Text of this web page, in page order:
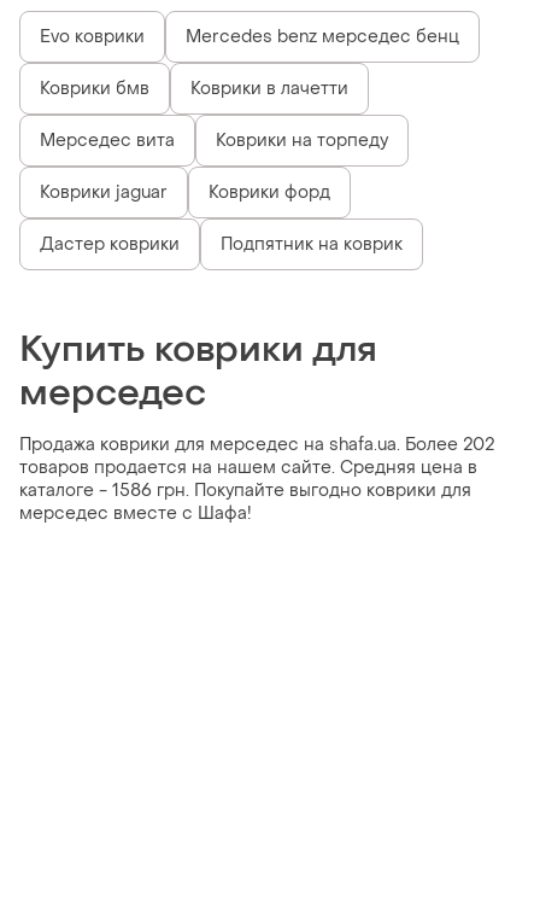
Evo коврики Mercedes benz мерседес бенц
Коврики бмв Коврики в лачетти
Мерседес вита Коврики на торпеду
Коврики jaguar Коврики форд
Дастер коврики Подпятник на коврик
Купить коврики для
мерседес
Продажа коврики для мерседес на shafa.ua. Более 202
товаров продается на нашем сайте. Средняя цена в
каталоге - 1586 грн. Покупайте выгодно коврики для
мерседес вместе с Шафа!